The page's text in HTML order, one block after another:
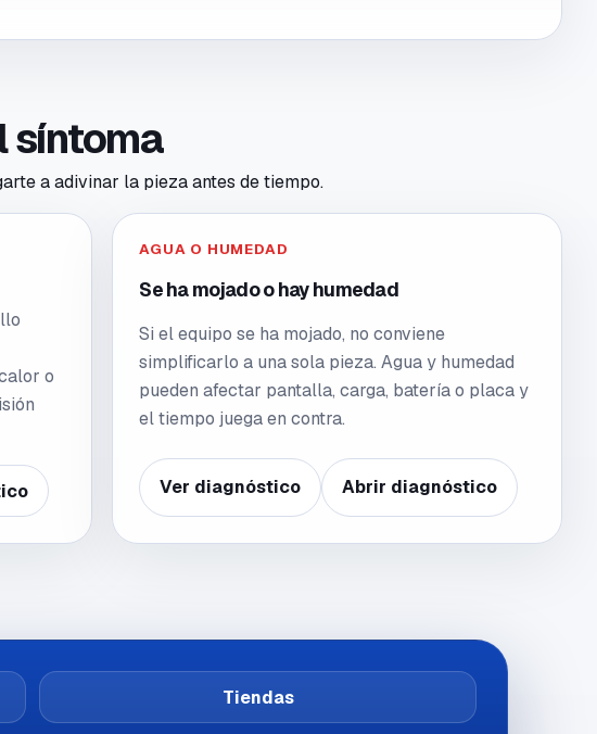
síntoma
a adivinar la pieza antes de tiempo.
o
AGUA O HUMEDAD
Se ha mojado o hay humedad
Si el equipo se ha mojado, no conviene
simplificarlo a una sola pieza. Agua y humedad
pueden afectar pantalla, carga, batería o placa y
el tiempo juega en contra.
Ver diagnóstico Abrir diagnóstico
Tiendas